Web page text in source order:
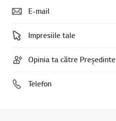
E-mail
Impresiile tale
Opinia ta către Președinte
Telefon